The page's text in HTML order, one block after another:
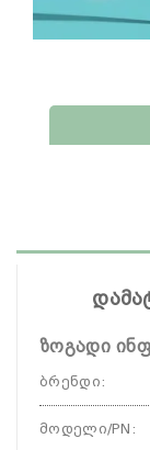
ზოგადი
ბრენდი:
მოდელი/PN :